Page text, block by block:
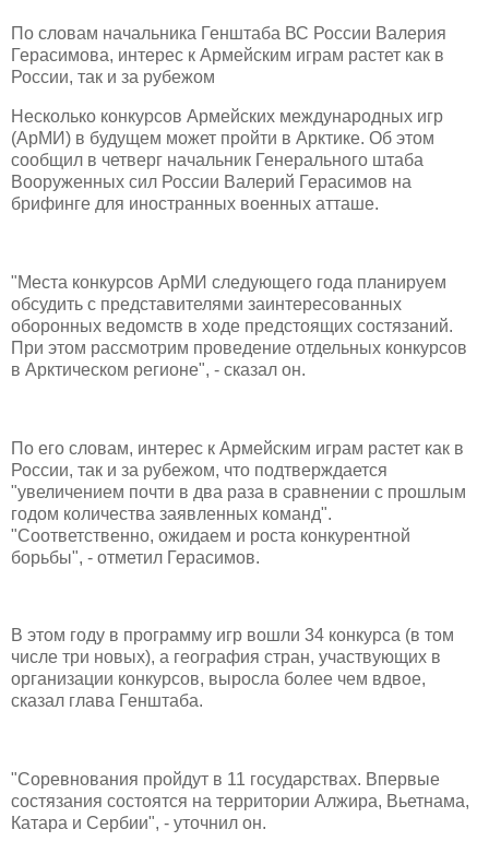
По словам начальника Генштаба ВС России Валерия
Герасимова, интерес к Армейским играм растет как в
России, так и за рубежом
Несколько конкурсов Армейских международных игр
(АрМИ) в будущем может пройти в Арктике. Об этом
сообщил в четверг начальник Генерального штаба
Вооруженных сил России Валерий Герасимов на
брифинге для иностранных военных атташе.
"Места конкурсов АрМИ следующего года планируем
обсудить с представителями заинтересованных
оборонных ведомств в ходе предстоящих состязаний.
При этом рассмотрим проведение отдельных конкурсов
в Арктическом регионе", - сказал он.
По его словам, интерес к Армейским играм растет как в
России, так и за рубежом, что подтверждается
"увеличением почти в два раза в сравнении с прошлым
годом количества заявленных команд".
"Соответственно, ожидаем и роста конкурентной
борьбы", - отметил Герасимов.
В этом году в программу игр вошли 34 конкурса (в том
числе три новых), а география стран, участвующих в
организации конкурсов, выросла более чем вдвое,
сказал глава Генштаба.
"Соревнования пройдут в 11 государствах. Впервые
состязания состоятся на территории Алжира, Вьетнама,
Катара и Сербии", - уточнил он.